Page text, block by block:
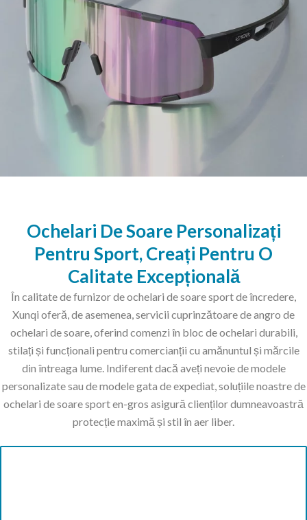
Ochelari De Soare Personalizați
Pentru Sport, Creați Pentru O
Calitate Excepțională
În calitate de furnizor de ochelari de soare sport de încredere,
Xunqi oferă, de asemenea, servicii cuprinzătoare de angro de
ochelari de soare, oferind comenzi în bloc de ochelari durabili,
stilați și funcționali pentru comercianții cu amănuntul și mărcile
din întreaga lume. Indiferent dacă aveți nevoie de modele
personalizate sau de modele gata de expediat, soluțiile noastre de
ochelari de soare sport en-gros asigură clienților dumneavoastră
protecție maximă și stil în aer liber.